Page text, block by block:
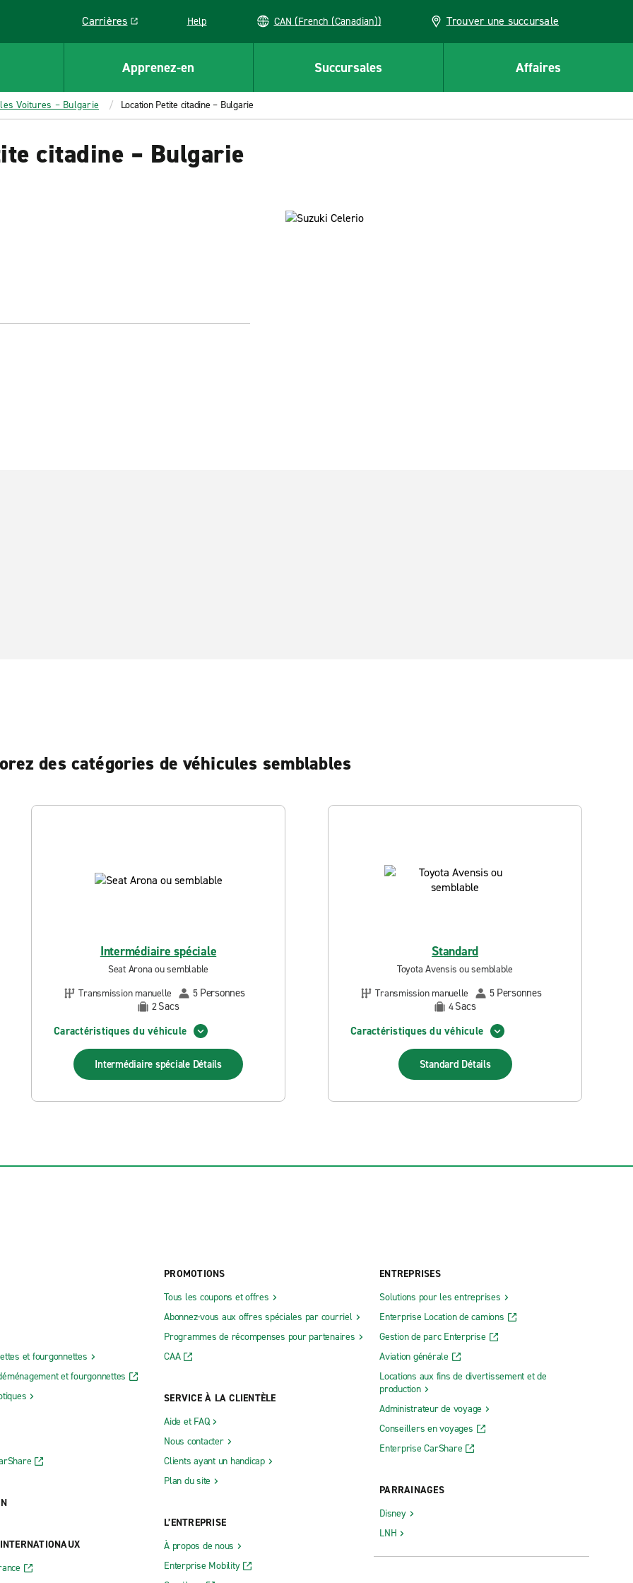
Carrières
Link opens in a new window
Help CAN (French (Canadian)) Trouver une succursale
Apprenez-en Succursales Affaires
Voitures – Bulgarie Location Petite citadine – Bulgarie
citadine – Bulgarie
des catégories de véhicules semblables
Intermédiaire spéciale
Seat Arona ou semblable
Transmission manuelle
5 Personnes
2Sacs
Caractéristiques du véhicule
Intermédiaire spéciale Détails
Standard
Toyota Avensis ou semblable
Transmission manuelle
5 Personnes
4Sacs
Caractéristiques du véhicule
Standard Détails
et fourgonnettes
et fourgonnettes
PROMOTIONS
Tous les coupons et offres
Abonnez-vous aux offres spéciales par courriel
Programmes de récompenses pour partenaires
CAA
SERVICE À LA CLIENTÈLE
Aide et FAQ
Nous contacter
Clients ayant un handicap
Plan du site
L’ENTREPRISE
À propos de nous
Enterprise Mobility
ENTREPRISES
Solutions pour les entreprises
Enterprise Location de camions
Gestion de parc Enterprise
Aviation générale
Locations aux fins de divertissement et de
production
Administrateur de voyage
Conseillers en voyages
Enterprise CarShare
PARRAINAGES
Disney
LNH